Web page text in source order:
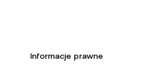
Informacje prawne